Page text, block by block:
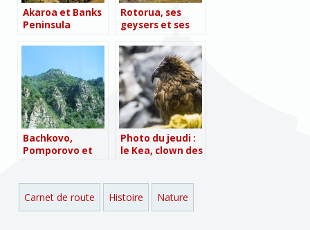
Akaroa et Banks
Peninsula
Rotorua, ses
geysers et ses
thermales
Bachkovo,
Pomporovo et
Photo du jeudi :
le Kea, clown des
Carnet de route Histoire Nature